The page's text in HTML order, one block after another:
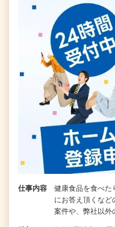
仕事内容
健康食品を食べた
にお答え頂くなど
案件や、弊社以